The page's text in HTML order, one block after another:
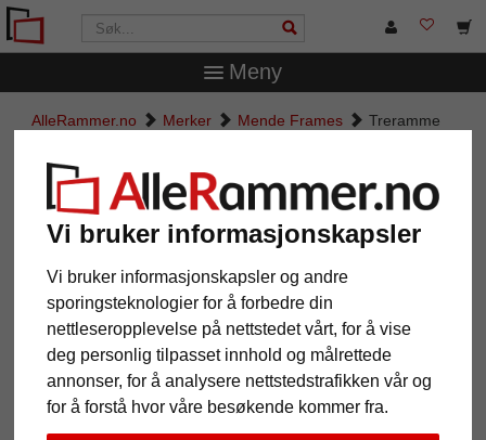
Vi bruker informasjonskapsler
Vi bruker informasjonskapsler og andre
sporingsteknologier for å forbedre din
nettleseropplevelse på nettstedet vårt, for å vise
deg personlig tilpasset innhold og målrettede
annonser, for å analysere nettstedstrafikken vår og
for å forstå hvor våre besøkende kommer fra.
Meny
AlleRammer.no Merker Mende Frames
Treramme
Treramme etter Rebolan